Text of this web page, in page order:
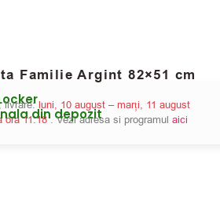
Familie Argint 82×51 cm
livrare:luni, 10 august – marți, 11 august
din depozit
ora 11:18. Vezi adresa si programul aici